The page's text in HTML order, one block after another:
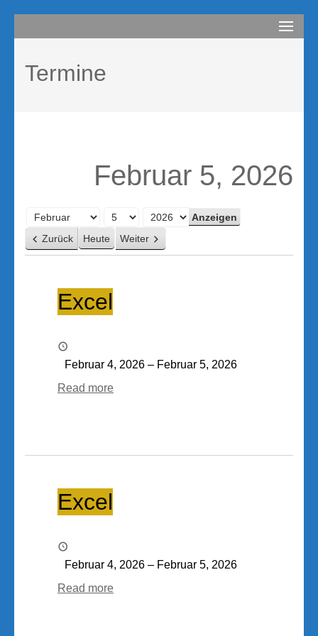
Inhalt
(Enter
drücken)
compurem
Termine
Februar 5, 2026
Monat
Tag
Jahr
Zurück Heute Weiter
Excel
Februar 4, 2026 – Februar 5, 2026
Read more
Excel
Februar 4, 2026 – Februar 5, 2026
Read more